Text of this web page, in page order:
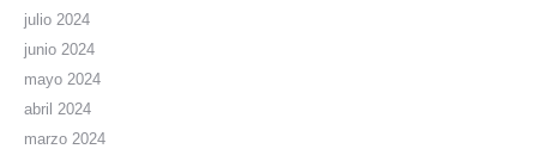
julio 2024
junio 2024
mayo 2024
abril 2024
marzo 2024